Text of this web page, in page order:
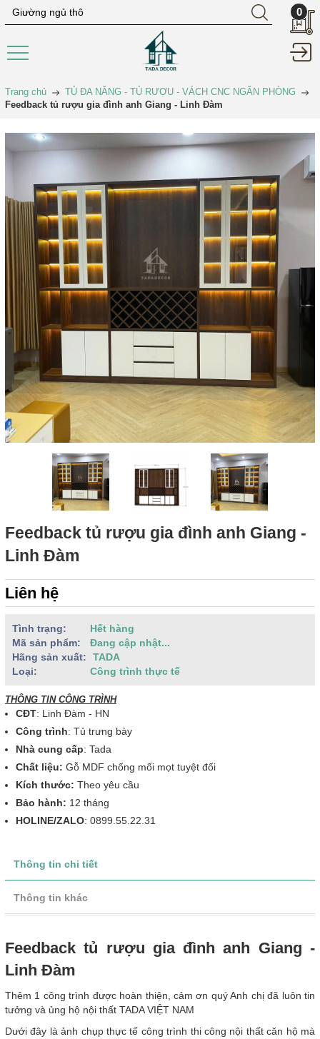
0
Trang chủ
TỦ ĐA NĂNG - TỦ RƯỢU - VÁCH CNC NGĂN PHÒNG
Feedback tủ rượu gia đình anh Giang - Linh Đàm
Feedback tủ rượu gia đình anh Giang -
Linh Đàm
Liên hệ
Tình trạng:
Hết hàng
Mã sản phẩm:
Đang cập nhật...
Hãng sản xuất:
TADA
Loại:
Công trình thực tế
THÔNG TIN CÔNG TRÌNH
CĐT: Linh Đàm - HN
Công trình: Tủ trưng bày
Nhà cung cấp: Tada
Chất liệu: Gỗ MDF chống mối mọt tuyệt đối
Kích thước: Theo yêu cầu
Bảo hành: 12 tháng
HOLINE/ZALO: 0899.55.22.31
Thông tin chi tiết
Thông tin khác
Feedback tủ rượu gia đình anh Giang -
Linh Đàm
Thêm 1 công trình được hoàn thiện, cảm ơn quý Anh chị đã luôn tin
tưởng và ủng hộ nội thất TADA VIỆT NAM
Dưới đây là ảnh chụp thực tế công trình thi công nội thất căn hộ mà